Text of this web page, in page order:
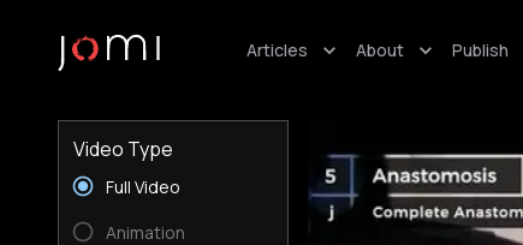
Articles About Publish
Video Type
Full Video
Animation